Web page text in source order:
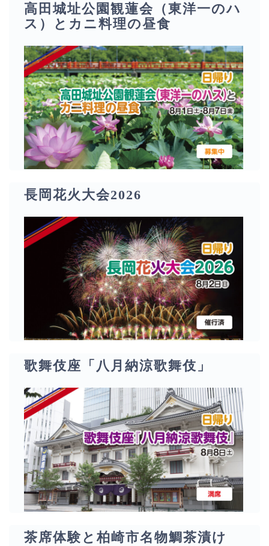
高田城址公園観蓮会（東洋一のハ
ス）とカニ料理の昼食
長岡花火大会2026
歌舞伎座「八月納涼歌舞伎」
茶席体験と柏崎市名物鯛茶漬け